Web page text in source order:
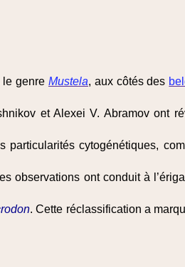
genre Mustela, aux côtés des
et Alexei V. Abramov ont
cytogénétiques,
observations ont conduit à
. Cette réclassification a